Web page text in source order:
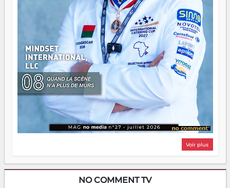
Voir plus
NO COMMENT TV